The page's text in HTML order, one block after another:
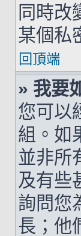
同時改
某個私
回頂端
» 我要
您可以
組。如
並非所
及有些
詢問您
長；他